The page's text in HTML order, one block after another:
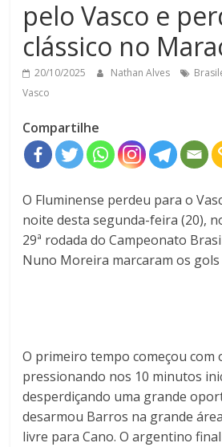
pelo Vasco e
clássico no
20/10/2025 Nathan Alves
Vasco
Compartilhe
O Fluminense perdeu para o
noite desta segunda-feira (20),
29ª rodada do Campeonato
Nuno Moreira marcaram os gols
O primeiro tempo começou com
pressionando nos 10 minutos
desperdiçando uma grande
desarmou Barros na grande
livre para Cano. O argentino